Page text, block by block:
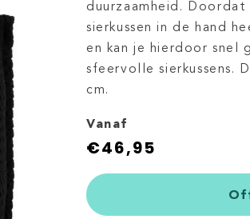
duurzaamheid.
sierkussen in de hand
en kan je hierdoor snel
sfeervolle sierkussens.
cm.
Vanaf
€46,95